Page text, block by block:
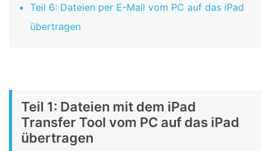
Teil 6: Dateien per E-Mail vom PC auf das iPad
übertragen
Teil 1: Dateien mit dem iPad
Transfer Tool vom PC auf das iPad
übertragen